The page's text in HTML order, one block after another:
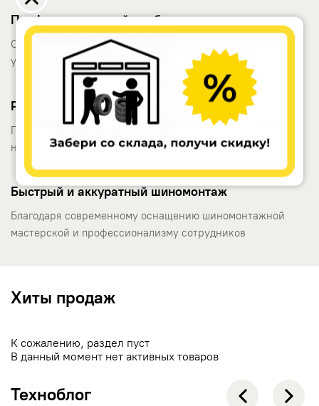
Профессиональный подбор
Опытные менеджеры помогут выбрать шины и диски с
учетом особенностей автомобиля и стиля вождения
Расширенная гарантия производителей
Позволяет бесплатно поменять испорченную резину на
новую
Быстрый и аккуратный шиномонтаж
Благодаря современному оснащению шиномонтажной
мастерской и профессионализму сотрудников
Хиты продаж
К сожалению, раздел пуст
В данный момент нет активных товаров
Техноблог